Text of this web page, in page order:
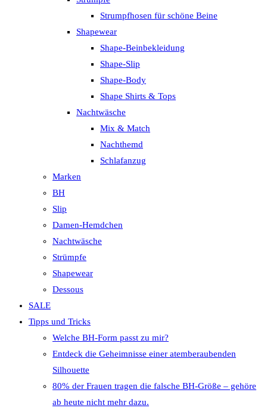
Strumpfhosen für schöne Beine
Shapewear
Shape-Beinbekleidung
Shape-Slip
Shape-Body
Shape Shirts & Tops
Nachtwäsche
Mix & Match
Nachthemd
Schlafanzug
Marken
BH
Slip
Damen-Hemdchen
Nachtwäsche
Strümpfe
Shapewear
Dessous
SALE
Tipps und Tricks
Welche BH-Form passt zu mir?
Entdeck die Geheimnisse einer atemberaubenden
Silhouette
80% der Frauen tragen die falsche BH-Größe – gehöre
ab heute nicht mehr dazu.